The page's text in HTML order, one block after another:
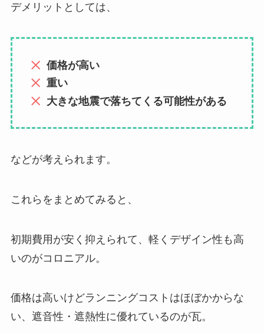
デメリットとしては、
価格が高い
重い
大きな地震で落ちてくる可能性がある
などが考えられます。
これらをまとめてみると、
初期費用が安く抑えられて、軽くデザイン性も高
いのがコロニアル。
価格は高いけどランニングコストはほぼかからな
い、遮音性・遮熱性に優れているのが瓦。